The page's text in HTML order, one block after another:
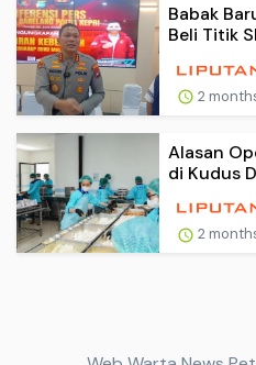
Babak
Beli Titik
2
Alasan
di Kudus
2